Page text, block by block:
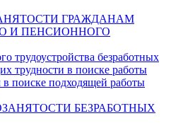
ГРАЖДАНАМ
И ПЕНСИОННОГО
трудоустройства безработных
трудности в поиске работы
поиске подходящей работы
БЕЗРАБОТНЫХ